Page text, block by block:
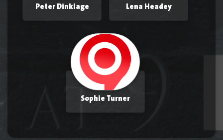
Lena Headey
Peter Dinklage
Sophie Turner